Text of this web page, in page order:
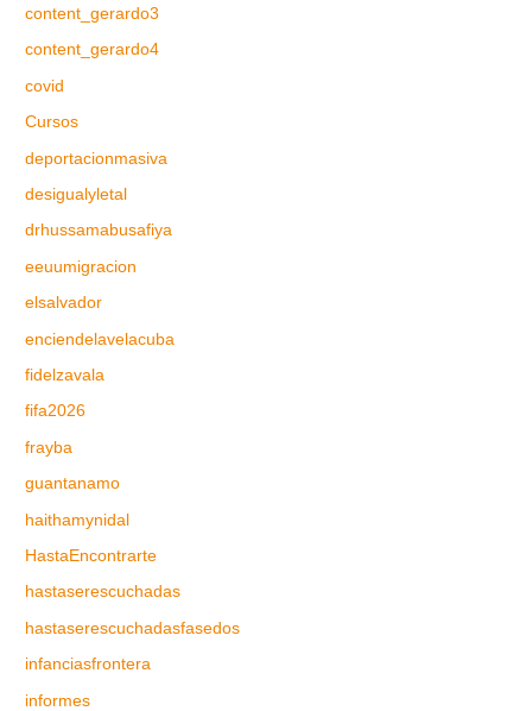
content_gerardo3
content_gerardo4
covid
Cursos
deportacionmasiva
desigualyletal
drhussamabusafiya
eeuumigracion
elsalvador
enciendelavelacuba
fidelzavala
fifa2026
frayba
guantanamo
haithamynidal
HastaEncontrarte
hastaserescuchadas
hastaserescuchadasfasedos
infanciasfrontera
informes